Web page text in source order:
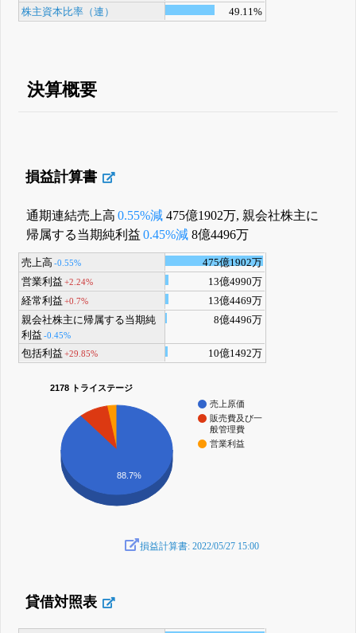
株主資本比率（連） 49.11%
決算概要
損益計算書
通期連結売上高 0.55%減 475億1902万, 親会社株主に
帰属する当期純利益 0.45%減 8億4496万
売上高 -0.55%
475億1902万
営業利益 +2.24%
13億4990万
経常利益 +0.7%
13億4469万
親会社株主に帰属する当期純
利益 -0.45%
8億4496万
包括利益 +29.85% 10億1492万
2178 トライステージ
売上原価
販売費及び一
般管理費
営業利益
88.7%
損益計算書: 2022/05/27 15:00
貸借対照表